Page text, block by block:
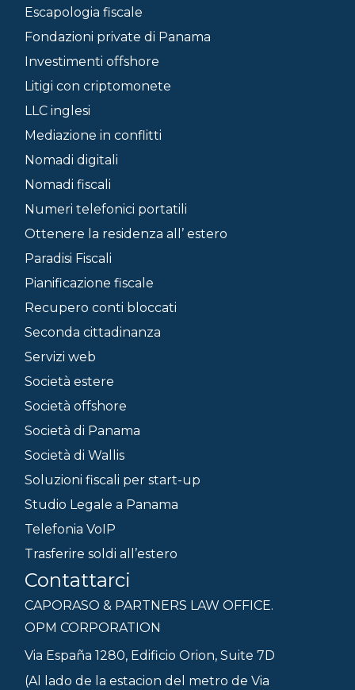
Escapologia fiscale
Fondazioni private di Panama
Investimenti offshore
Litigi con criptomonete
LLC inglesi
Mediazione in conflitti
Nomadi digitali
Nomadi fiscali
Numeri telefonici portatili
Ottenere la residenza all’ estero
Paradisi Fiscali
Pianificazione fiscale
Recupero conti bloccati
Seconda cittadinanza
Servizi web
Società estere
Società offshore
Società di Panama
Società di Wallis
Soluzioni fiscali per start-up
Studio Legale a Panama
Telefonia VoIP
Trasferire soldi all’estero
Contattarci
CAPORASO & PARTNERS LAW OFFICE.
OPM CORPORATION
Via España 1280, Edificio Orion, Suite 7D
(Al lado de la estacion del metro de Via